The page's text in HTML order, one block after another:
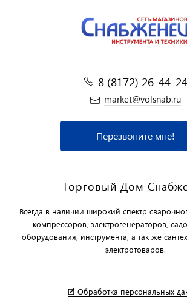
8 (8172) 26-44-24
market@volsnab.ru
Перезвоните мне!
Торговый Дом
Всегда в наличии широкий спектр
компрессоров, электрогенераторов,
оборудования, инструмента, а так же
электротоваров.
🗹 Обработка персональных